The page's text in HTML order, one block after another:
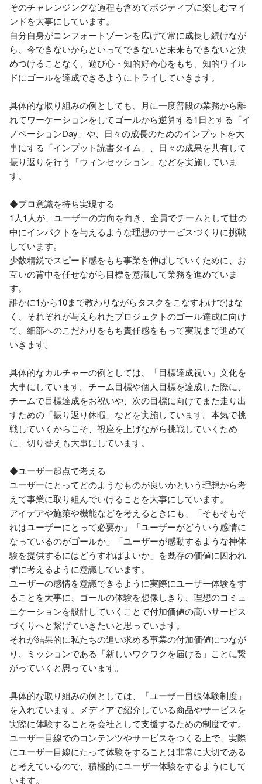
そのチャレンジングな過程も含めてポジティブに楽しむマイ
ンドを大事にしています。
自分自身がコンフォートゾーンを広げて常に成長し続けなが
ら、今できないからといってできないと未来もできないと決
めつけることなく、遊び心・知的好奇心をもち、知的ワイル
ドにゴールを達成できるようにトライしていきます。
具体的な取り組みの例としても、月に一度普段の業務から離
れてワーケーションをしてゴールから逆算する1日とする「イ
ノベーションDay」や、日々の成長のためのインプットを大
事にする「インプット読書タイム」、日々の成果を共有して
振り返りを行う「ウィンセッション」などを実施していま
す。
◆プロ意識を持ち実現する
1人1人が、ユーザーの方向を向き、全員でチームとして世の
中にインパクトを与えるような理想のサービスづくりに挑戦
しています。
少数精鋭でスピード感をもち事業を伸ばしていくために、お
互いの背中を任せながら目標を意識して業務を進めていま
す。
誰かに1から10まで教わりながらタスクをこなすわけではな
く、それぞれが与えられたプロジェクトのゴール達成に向け
て、細部へのこだわりをもち責任感をもって実現まで進めて
いきます。
具体的なカルチャーの例としては、「目標達成祝い」文化を
大事にしています。チーム目標や個人目標を達成した際に、
チームで目標達成をお祝いや、次の目標に向けてまた走り出
すための「振り返り休暇」などを実施しています。本気で挑
戦していくからこそ、視座を上げながら挑戦していくため
に、切り替えも大事にしています。
◆ユーザー起点で考える
ユーザーにとってどのようなものが良いかという理想から考
えて事業に取り組んでいけることを大事にしています。
アイデアや施策や機能などを考えるときにも、「そもそもそ
れはユーザーにとって必要か」「ユーザーがどういう感情に
なっているのがゴールか」「ユーザーが感動するような神体
験を提供するにはどうすればよいか」を既存の価値に囚われ
ずに考えるように意識しています。
ユーザーの感情を意識できるように実際にユーザー体験をす
ることを大事に、ゴールの体験を想像しきり、理想のコミュ
ニケーションを設計していくことで付加価値の高いサービス
づくりへと繋げていきたいと思っています。
それが結果的に私たちの追い求める事業の付加価値につなが
り、ミッションである「新しいワクワクを届ける」ことに繋
がっていくと思っています。
具体的な取り組みの例としては、「ユーザー目線体験制度」
を入れています。メディアで紹介している商品やサービスを
実際に体験することを会社として支援するための制度です。
ユーザー目線でのコンテンツやサービスをつくる上で、実際
にユーザー目線にたって体験をすることは非常に大切である
と考えているので、積極的にユーザー体験をするようにして
います。